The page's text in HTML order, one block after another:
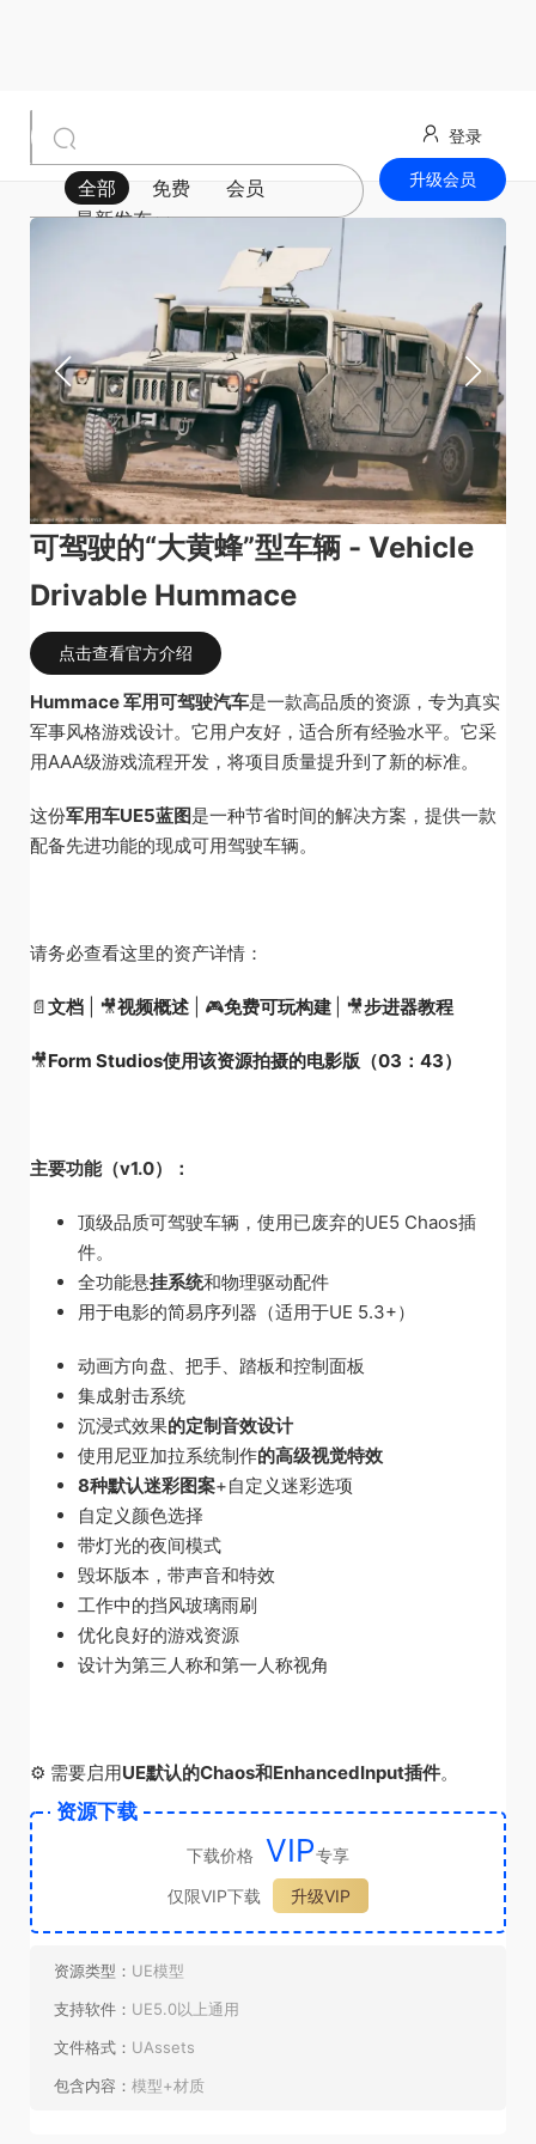
全部 免费
会员
最新发布
登录
升级会员
可驾驶的“大黄蜂”型车辆 - Vehicle
Drivable Hummace
点击查看官方介绍
Hummace 军用可驾驶汽车是一款高品质的资源，专为真实
军事风格游戏设计。它用户友好，适合所有经验水平。它采
用AAA级游戏流程开发，将项目质量提升到了新的标准。
这份军用车UE5蓝图是一种节省时间的解决方案，提供一款
配备先进功能的现成可用驾驶车辆。
请务必查看这里的资产详情：
📄文档 🎥视频概述 🎮免费可玩构建 🎥步进器教程
🎥Form Studios使用该资源拍摄的电影版（03：43）
主要功能（v1.0）：
顶级品质可驾驶车辆，使用已废弃的UE5 Chaos插
件。
全功能悬挂系统和物理驱动配件
用于电影的简易序列器（适用于UE 5.3+）
动画方向盘、把手、踏板和控制面板
集成射击系统
沉浸式效果的定制音效设计
使用尼亚加拉系统制作的高级视觉特效
8种默认迷彩图案+自定义迷彩选项
自定义颜色选择
带灯光的夜间模式
毁坏版本，带声音和特效
工作中的挡风玻璃雨刷
优化良好的游戏资源
设计为第三人称和第一人称视角
⚙ 需要启用UE默认的Chaos和EnhancedInput插件。
资源下载
下载价格 VIP专享
仅限VIP下载
升级VIP
资源类型： UE模型
支持软件： UE5.0以上通用
文件格式： UAssets
包含内容： 模型+材质